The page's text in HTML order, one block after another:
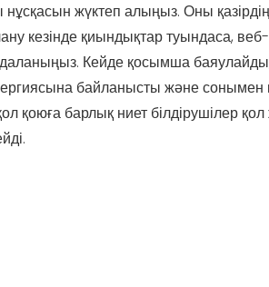
жүктеп алыңыз. Оны
кезінде қиындықтар туындаса,
Кейде қосымша
байланысты және сонымен
барлық ниет білдірушілер